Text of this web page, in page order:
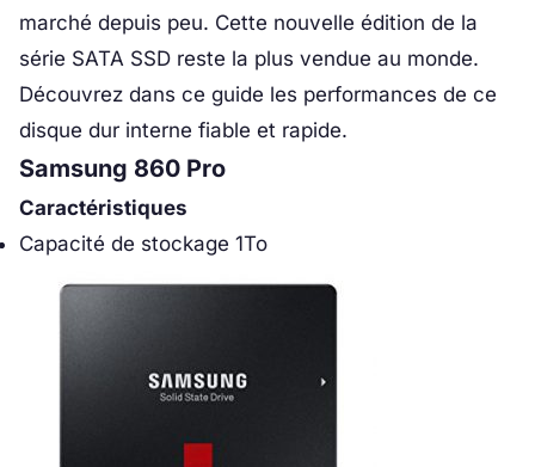
marché depuis peu. Cette nouvelle édition de la
série SATA SSD reste la plus vendue au monde.
Découvrez dans ce guide les performances de ce
disque dur interne fiable et rapide.
Samsung 860 Pro
Caractéristiques
Capacité de stockage 1To